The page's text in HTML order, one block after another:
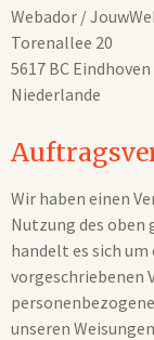
Webador /
Torenallee 20
5617 BC Eindhoven
Niederlande
Wir haben einen
Nutzung des oben
handelt es sich
vorgeschriebenen
unseren